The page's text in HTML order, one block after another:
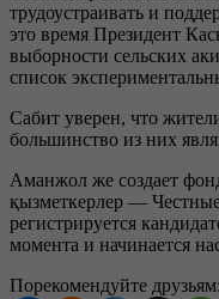
трудоустраивать и
это время Президент
выборности сельских
список
Сабит уверен, что
большинство из них
Аманжол же создает
қызметкерлер —
регистрируется
момента и начинается
Порекомендуйте друзьям: